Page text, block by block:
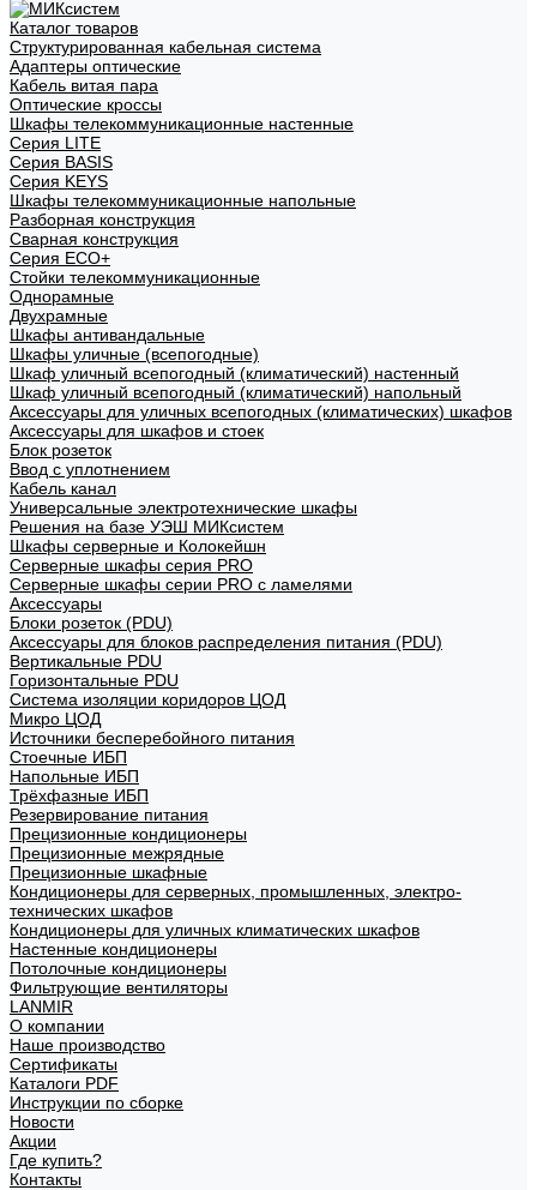
Каталог товаров
Структурированная кабельная система
Адаптеры оптические
Кабель витая пара
Оптические кроссы
Шкафы телекоммуникационные настенные
Cерия LITE
Cерия BASIS
Cерия KEYS
Шкафы телекоммуникационные напольные
Разборная конструкция
Сварная конструкция
Серия ECO+
Стойки телекоммуникационные
Однорамные
Двухрамные
Шкафы антивандальные
Шкафы уличные (всепогодные)
Шкаф уличный всепогодный (климатический) настенный
Шкаф уличный всепогодный (климатический) напольный
Аксессуары для уличных всепогодных (климатических) шкафов
Аксессуары для шкафов и стоек
Блок розеток
Ввод с уплотнением
Кабель канал
Универсальные электротехнические шкафы
Решения на базе УЭШ МИКсистем
Шкафы серверные и Колокейшн
Серверные шкафы серия PRO
Серверные шкафы серии PRO с ламелями
Аксессуары
Блоки розеток (PDU)
Аксессуары для блоков распределения питания (PDU)
Вертикальные PDU
Горизонтальные PDU
Система изоляции коридоров ЦОД
Микро ЦОД
Источники бесперебойного питания
Стоечные ИБП
Напольные ИБП
Трёхфазные ИБП
Резервирование питания
Прецизионные кондиционеры
Прецизионные межрядные
Прецизионные шкафные
Кондиционеры для серверных, промышленных, электро-
технических шкафов
Кондиционеры для уличных климатических шкафов
Настенные кондиционеры
Потолочные кондиционеры
Фильтрующие вентиляторы
LANMIR
О компании
Наше производство
Сертификаты
Каталоги PDF
Инструкции по сборке
Новости
Акции
Где купить?
Контакты